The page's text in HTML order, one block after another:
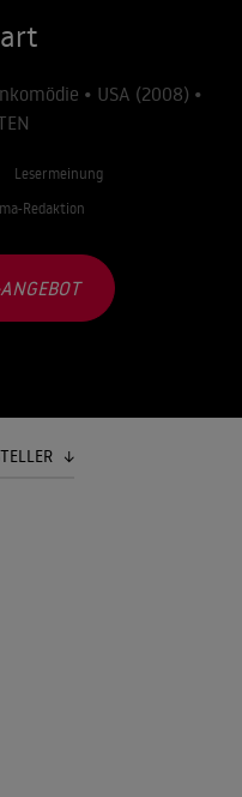
• USA (2008) •
Lesermeinung
Redaktion